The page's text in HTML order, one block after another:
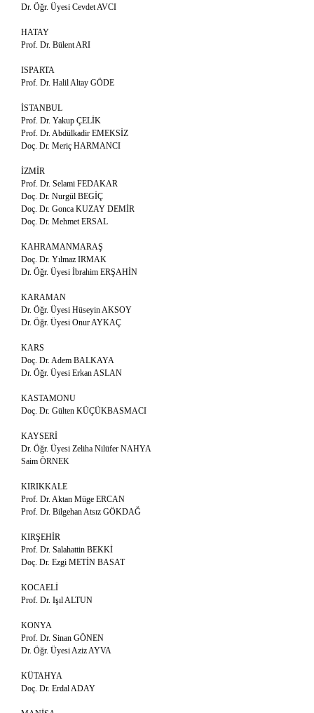
Dr. Öğr. Üyesi Cevdet AVCI
HATAY
Prof. Dr. Bülent ARI
ISPARTA
Prof. Dr. Halil Altay GÖDE
İSTANBUL
Prof. Dr. Yakup ÇELİK
Prof. Dr. Abdülkadir EMEKSİZ
Doç. Dr. Meriç HARMANCI
İZMİR
Prof. Dr. Selami FEDAKAR
Doç. Dr. Nurgül BEGİÇ
Doç. Dr. Gonca KUZAY DEMİR
Doç. Dr. Mehmet ERSAL
KAHRAMANMARAŞ
Doç. Dr. Yılmaz IRMAK
Dr. Öğr. Üyesi İbrahim ERŞAHİN
KARAMAN
Dr. Öğr. Üyesi Hüseyin AKSOY
Dr. Öğr. Üyesi Onur AYKAÇ
KARS
Doç. Dr. Adem BALKAYA
Dr. Öğr. Üyesi Erkan ASLAN
KASTAMONU
Doç. Dr. Gülten KÜÇÜKBASMACI
KAYSERİ
Dr. Öğr. Üyesi Zeliha Nilüfer NAHYA
Saim ÖRNEK
KIRIKKALE
Prof. Dr. Aktan Müge ERCAN
Prof. Dr. Bilgehan Atsız GÖKDAĞ
KIRŞEHİR
Prof. Dr. Salahattin BEKKİ
Doç. Dr. Ezgi METİN BASAT
KOCAELİ
Prof. Dr. Işıl ALTUN
KONYA
Prof. Dr. Sinan GÖNEN
Dr. Öğr. Üyesi Aziz AYVA
KÜTAHYA
Doç. Dr. Erdal ADAY